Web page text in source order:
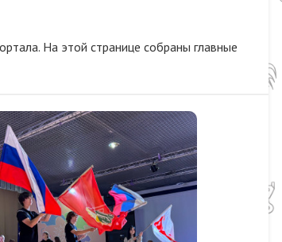
На этой странице собраны главные